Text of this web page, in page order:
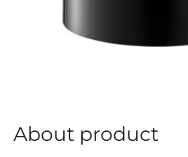
About product